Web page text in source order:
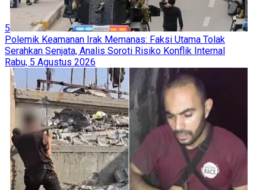
5
Polemik Keamanan Irak Memanas: Faksi Utama Tolak
Serahkan Senjata, Analis Soroti Risiko Konflik Internal
Rabu, 5 Agustus 2026